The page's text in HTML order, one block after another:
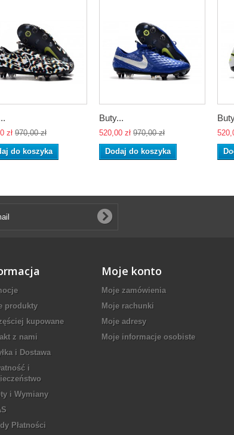
zł 970,00 zł
do koszyka
Buty...
520,00 zł 970,00 zł
Dodaj do koszyka
produkty
kupowane
z nami
i Dostawa
i
i Wymiany
Płatności
Moje konto
Moje zamówienia
Moje rachunki
Moje adresy
Moje informacje osobiste